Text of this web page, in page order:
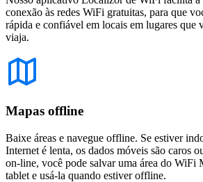
conexão às redes WiFi gratuitas, para que
rápida e confiável em locais em lugares que
viaja.
Mapas offline
Baixe áreas e navegue offline. Se estiver
Internet é lenta, os dados móveis são caros
on-line, você pode salvar uma área do WiFi
tablet e usá-la quando estiver offline.